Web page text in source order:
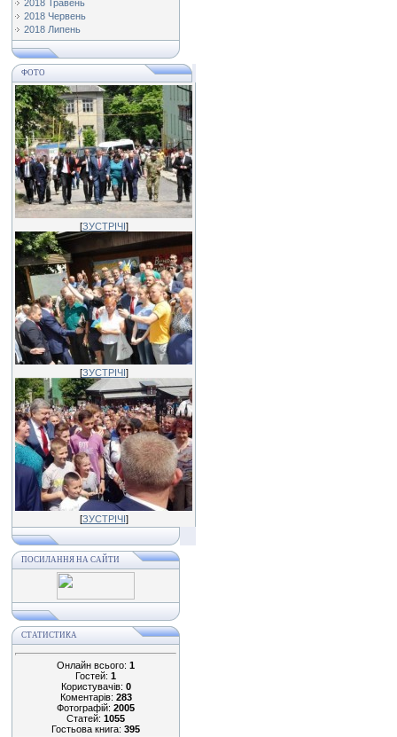
2018 Травень
2018 Червень
2018 Липень
ФОТО
[ЗУСТРІЧІ]
[ЗУСТРІЧІ]
[ЗУСТРІЧІ]
ПОСИЛАННЯ НА САЙТИ
СТАТИСТИКА
Онлайн всього: 1
Гостей: 1
Користувачів: 0
Коментарів: 283
Фотографій: 2005
Статей: 1055
Гостьова книга: 395